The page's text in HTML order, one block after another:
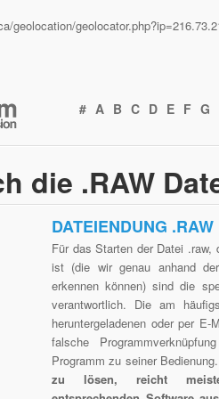
geolocation/
# A B C D E F G
die .RAW
DATEIENDUNG .RAW
Für das Starten der Datei
ist (die wir genau anhand
erkennen können) sind die
verantwortlich. Die am
heruntergeladenen oder per
falsche
Programm zu seiner Bedienung.
zu lösen, reicht